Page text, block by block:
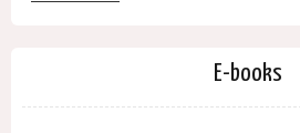
E-books